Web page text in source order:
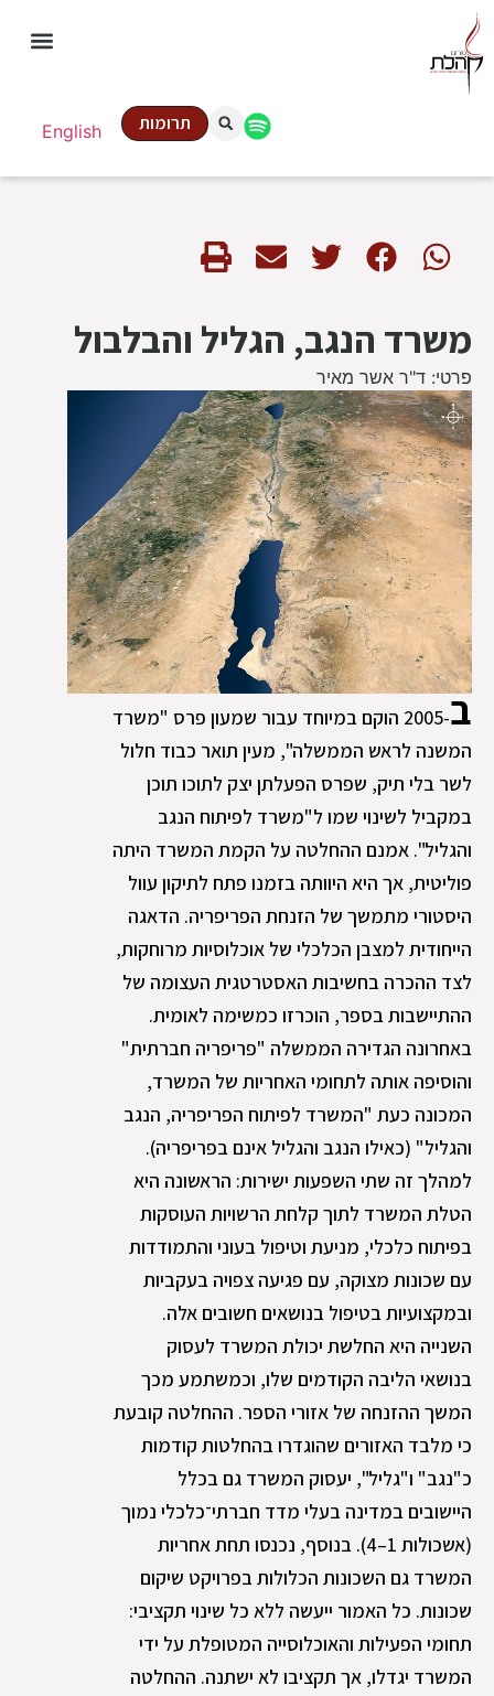
English תרומות
משרד הנגב, הגליל והבלבול
פרטי: ד"ר אשר מאיר
ב
-2005 הוקם במיוחד עבור שמעון פרס "משרד
המשנה לראש הממשלה", מעין תואר כבוד חלול
לשר בלי תיק, שפרס הפעלתן יצק לתוכו תוכן
במקביל לשינוי שמו ל"משרד לפיתוח הנגב
והגליל". אמנם ההחלטה על הקמת המשרד היתה
פוליטית, אך היא היוותה בזמנו פתח לתיקון עוול
היסטורי מתמשך של הזנחת הפריפריה. הדאגה
הייחודית למצבן הכלכלי של אוכלוסיות מרוחקות,
לצד ההכרה בחשיבות האסטרטגית העצומה של
ההתיישבות בספר, הוכרזו כמשימה לאומית.
באחרונה הגדירה הממשלה "פריפריה חברתית"
והוסיפה אותה לתחומי האחריות של המשרד,
המכונה כעת "המשרד לפיתוח הפריפריה, הנגב
והגליל" (כאילו הנגב והגליל אינם בפריפריה).
למהלך זה שתי השפעות ישירות: הראשונה היא
הטלת המשרד לתוך קלחת הרשויות העוסקות
בפיתוח כלכלי, מניעת וטיפול בעוני והתמודדות
עם שכונות מצוקה, עם פגיעה צפויה בעקביות
ובמקצועיות בטיפול בנושאים חשובים אלה.
השנייה היא החלשת יכולת המשרד לעסוק
בנושאי הליבה הקודמים שלו, וכמשתמע מכך
המשך ההזנחה של אזורי הספר. ההחלטה קובעת
כי מלבד האזורים שהוגדרו בהחלטות קודמות
כ"נגב" ו"גליל", יעסוק המשרד גם בכלל
היישובים במדינה בעלי מדד חברתי־כלכלי נמוך
(אשכולות 1–4). בנוסף, נכנסו תחת אחריות
המשרד גם השכונות הכלולות בפרויקט שיקום
שכונות. כל האמור ייעשה ללא כל שינוי תקציבי:
תחומי הפעילות והאוכלוסייה המטופלת על ידי
המשרד יגדלו, אך תקציבו לא ישתנה. ההחלטה